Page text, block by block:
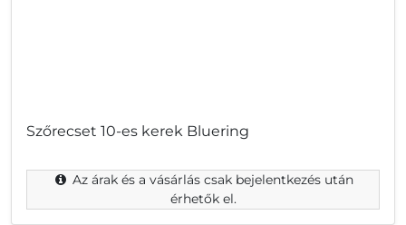
Szőrecset 10-es kerek Bluering
Az árak és a vásárlás csak bejelentkezés után
érhetők el.